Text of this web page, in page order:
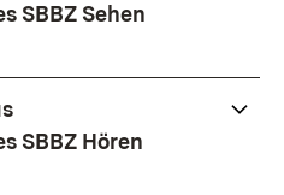
SBBZ Sehen
SBBZ Hören